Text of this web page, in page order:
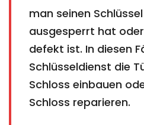
man seinen
ausgesperrt hat
defekt ist. In diesen
Schlüsseldienst die
Schloss einbauen
Schloss reparieren.